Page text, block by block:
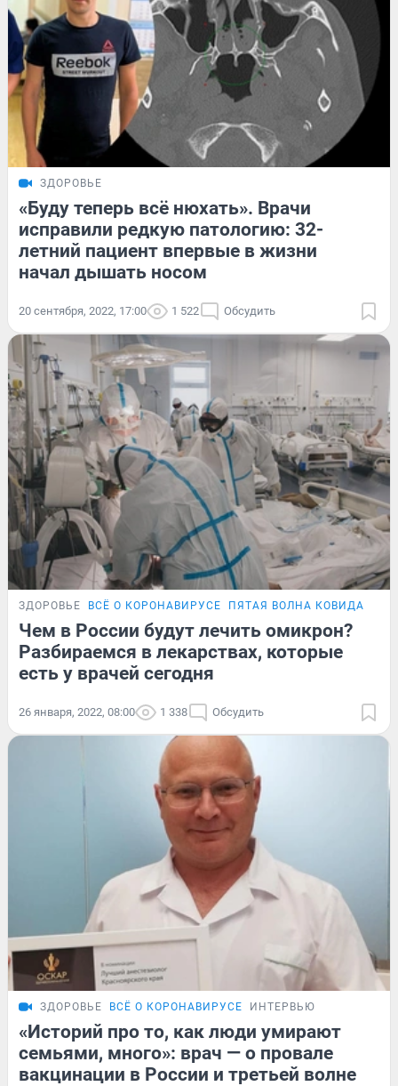
ЗДОРОВЬЕ
«Буду теперь всё нюхать». Врачи
исправили редкую патологию: 32-
летний пациент впервые в жизни
начал дышать носом
20 сентября, 2022, 17:00 1 522 Обсудить
ЗДОРОВЬЕ ВСЁ О КОРОНАВИРУСЕ ПЯТАЯ ВОЛНА КОВИДА
Чем в России будут лечить омикрон?
Разбираемся в лекарствах, которые
есть у врачей сегодня
26 января, 2022, 08:00 1 338 Обсудить
ЗДОРОВЬЕ ВСЁ О КОРОНАВИРУСЕ ИНТЕРВЬЮ
«Историй про то, как люди умирают
семьями, много»: врач — о провале
вакцинации в России и третьей волне